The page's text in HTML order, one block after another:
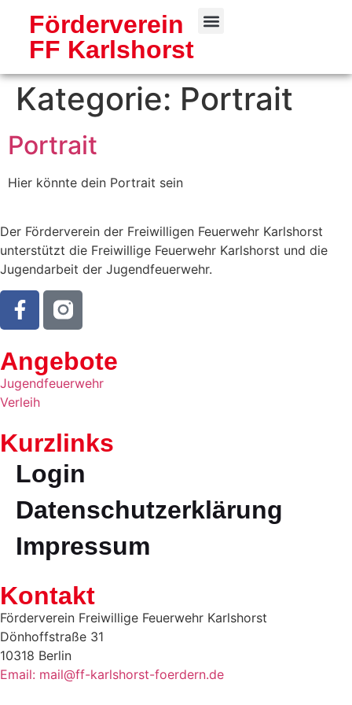
Förderverein
FF Karlshorst
Kategorie: Portrait
Portrait
Hier könnte dein Portrait sein
Der Förderverein der Freiwilligen Feuerwehr Karlshorst
unterstützt die Freiwillige Feuerwehr Karlshorst und die
Jugendarbeit der Jugendfeuerwehr.
Angebote
Jugendfeuerwehr
Verleih
Kurzlinks
Login
Datenschutzerklärung
Impressum
Kontakt
Förderverein Freiwillige Feuerwehr Karlshorst
Dönhoffstraße 31
10318 Berlin
Email: mail@ff-karlshorst-foerdern.de